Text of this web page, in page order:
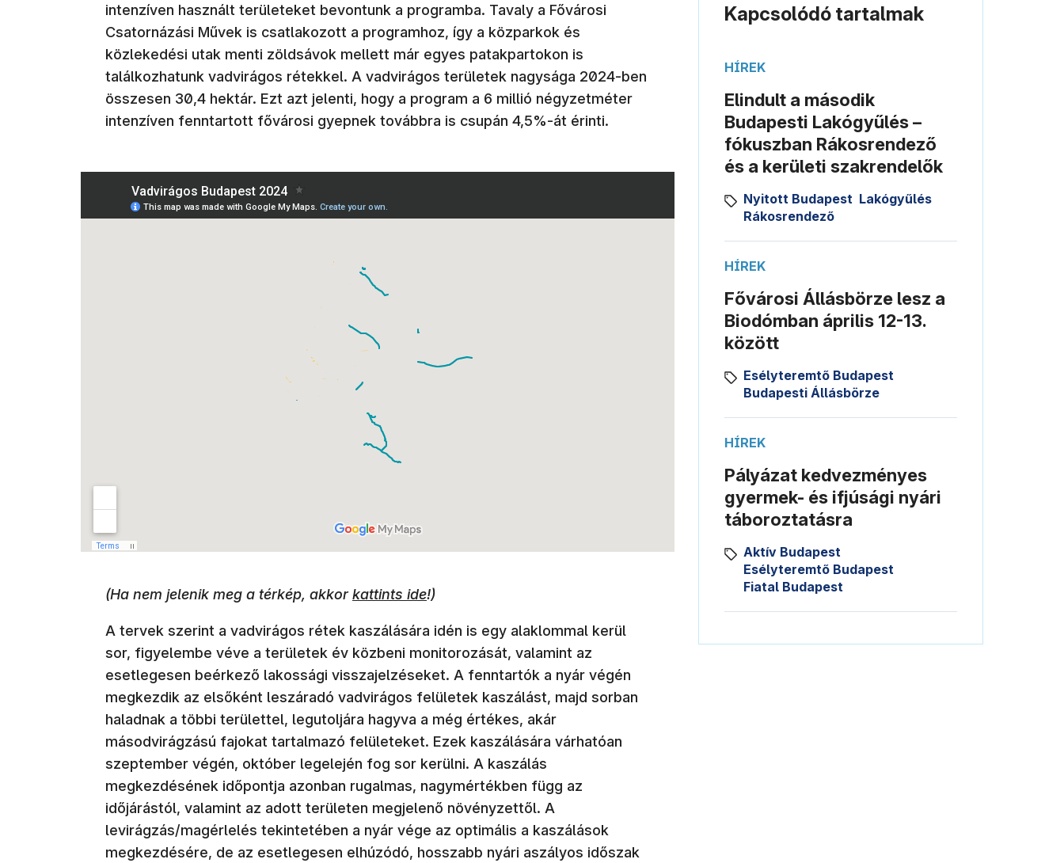
intenzíven használt területeket bevontunk a programba. Tavaly a Fővárosi
Csatornázási Művek is csatlakozott a programhoz, így a közparkok és
közlekedési utak menti zöldsávok mellett már egyes patakpartokon is
találkozhatunk vadvirágos rétekkel. A vadvirágos területek nagysága 2024-ben
összesen 30,4 hektár. Ezt azt jelenti, hogy a program a 6 millió négyzetméter
intenzíven fenntartott fővárosi gyepnek továbbra is csupán 4,5%-át érinti.
(Ha nem jelenik meg a térkép, akkor(új ablakban nyílik meg)
kattints ide!)
A tervek szerint a vadvirágos rétek kaszálására idén is egy alaklommal kerül
sor, figyelembe véve a területek év közbeni monitorozását, valamint az
esetlegesen beérkező lakossági visszajelzéseket. A fenntartók a nyár végén
megkezdik az elsőként leszáradó vadvirágos felületek kaszálást, majd sorban
haladnak a többi területtel, legutoljára hagyva a még értékes, akár
másodvirágzású fajokat tartalmazó felületeket. Ezek kaszálására várhatóan
szeptember végén, október legelején fog sor kerülni. A kaszálás
megkezdésének időpontja azonban rugalmas, nagymértékben függ az
időjárástól, valamint az adott területen megjelenő növényzettől. A
levirágzás/magérlelés tekintetében a nyár vége az optimális a kaszálások
megkezdésére, de az esetlegesen elhúzódó, hosszabb nyári aszályos időszak
Kapcsolódó tartalmak
HÍREK
Elindult a második
Budapesti Lakógyűlés –
fókuszban Rákosrendező
és a kerületi szakrendelők
Nyitott Budapest Lakógyűlés
Rákosrendező
HÍREK
Fővárosi Állásbörze lesz a
Biodómban április 12-13.
között
Esélyteremtő Budapest
Budapesti Állásbörze
HÍREK
Pályázat kedvezményes
gyermek- és ifjúsági nyári
táboroztatásra
Aktív Budapest
Esélyteremtő Budapest
Fiatal Budapest